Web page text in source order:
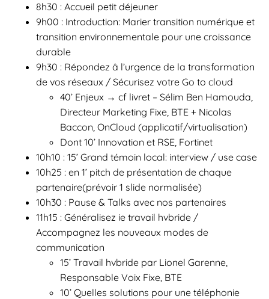
8h30 : Accueil petit déjeuner
9h00 : Introduction: Marier transition numérique et
transition environnementale pour une croissance
durable
9h30 : Répondez â l’urgence de la transformation
de vos réseaux / Sécurisez votre Go to cloud
40’ Enjeux → cf livret – Sélim Ben Hamouda,
Directeur Marketing Fixe, BTE + Nicolas
Baccon, OnCloud (applicatif/virtualisation)
Dont 10’ Innovation et RSE, Fortinet
10h10 : 15’ Grand témoin local: interview / use case
10h25 : en 1’ pitch de présentation de chaque
partenaire(prévoir 1 slide normalisée)
10h30 : Pause & Talks avec nos partenaires
11h15 : Généralisez ie travail hvbride /
Accompagnez les nouveaux modes de
communication
15’ Travail hvbride par Lionel Garenne,
Responsable Voix Fixe, BTE
10’ Quelles solutions pour une téléphonie